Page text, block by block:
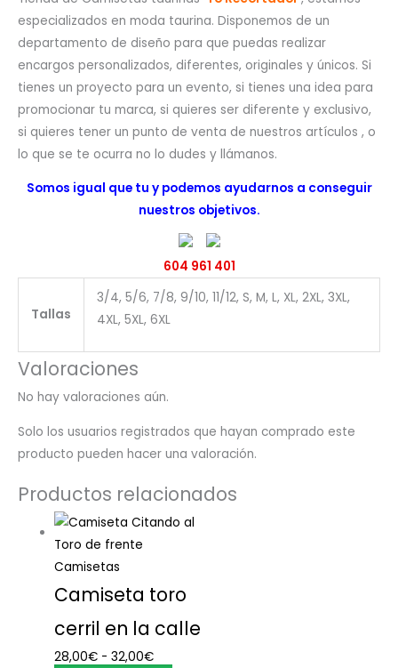
especializados en moda taurina. Disponemos de un
departamento de diseño para que puedas realizar
encargos personalizados, diferentes, originales y únicos. Si
tienes un proyecto para un evento, si tienes una idea para
promocionar tu marca, si quieres ser diferente y exclusivo,
si quieres tener un punto de venta de nuestros artículos , o
lo que se te ocurra no lo dudes y llámanos.
Somos igual que tu y podemos ayudarnos a conseguir
nuestros objetivos.
604 961 401
Tallas
3/4, 5/6, 7/8, 9/10, 11/12, S, M, L, XL, 2XL, 3XL,
4XL, 5XL, 6XL
Valoraciones
No hay valoraciones aún.
Solo los usuarios registrados que hayan comprado este
producto pueden hacer una valoración.
Productos relacionados
Camisetas
Camiseta toro
cerril en la calle
28,00€ - 32,00€